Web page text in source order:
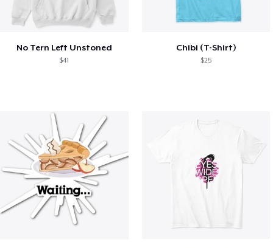
No Tern Left Unstoned
$41
Chibi (T-Shirt)
$25